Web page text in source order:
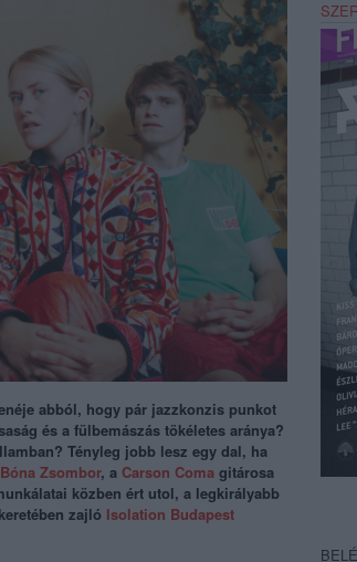
abból, hogy pár jazzkonzis punkot
és a fülbemászás tökéletes aránya?
Tényleg jobb lesz egy dal, ha
Bóna Zsombor, a Carson Coma gitárosa
közben ért utol, a legkirályabb
zajló Isolation Budapest